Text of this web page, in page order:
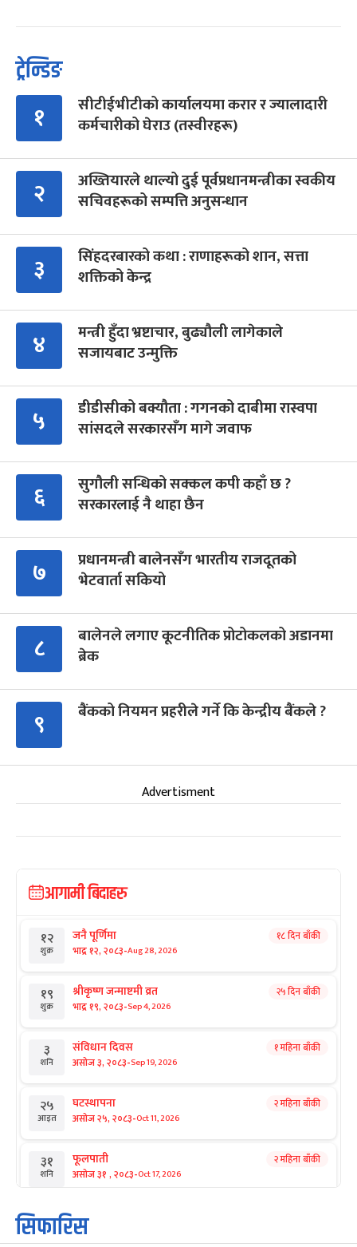
ट्रेन्डिङ
१
सीटीईभीटीको कार्यालयमा करार र ज्यालादारी
कर्मचारीको घेराउ (तस्वीरहरू)
२
अख्तियारले थाल्यो दुई पूर्वप्रधानमन्त्रीका स्वकीय
सचिवहरूको सम्पत्ति अनुसन्धान
३
सिंहदरबारको कथा : राणाहरूको शान, सत्ता
शक्तिको केन्द्र
४
मन्त्री हुँदा भ्रष्टाचार, बुढ्यौली लागेकाले
सजायबाट उन्मुक्ति
५
डीडीसीको बक्यौता : गगनको दाबीमा रास्वपा
सांसदले सरकारसँग मागे जवाफ
६
सुगौली सन्धिको सक्कल कपी कहाँ छ ?
सरकारलाई नै थाहा छैन
७
प्रधानमन्त्री बालेनसँग भारतीय राजदूतको
भेटवार्ता सकियो
८
बालेनले लगाए कूटनीतिक प्रोटोकलको अडानमा
ब्रेक
९ बैंकको नियमन प्रहरीले गर्ने कि केन्द्रीय बैंकले ?
Advertisment
आगामी बिदाहरु
१२
शुक्र
जनै पूर्णिमा
भाद्र १२, २०८३-Aug 28, 2026
१८ दिन बाँकी
१९
शुक्र
श्रीकृष्ण जन्माष्टमी व्रत
भाद्र १९, २०८३-Sep 4, 2026
२५ दिन बाँकी
३
शनि
संविधान दिवस
असोज ३, २०८३-Sep 19, 2026
१ महिना बाँकी
२५
आइत
घटस्थापना
असोज २५, २०८३-Oct 11, 2026
२ महिना बाँकी
३१
शनि
फूलपाती
असोज ३१ , २०८३-Oct 17, 2026
२ महिना बाँकी
१
आइत
कार्तिक सङ्क्रान्ति
कार्तिक १, २०८३
सिफारिस